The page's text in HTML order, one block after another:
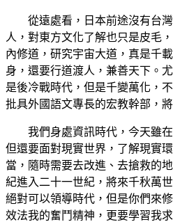
從遠處看，日本前途沒有台灣
人，對東方文化了解也只是皮毛
內修道，研究宇宙大道，真是千
身，還要行道渡人，兼善天下。
是後冷戰時代，但是千變萬化，
批具外國語文專長的宏教幹部，
我們身處資訊時代，今天雖在
但還要面對現實世界，了解現實
當，隨時需要去改進、去搶救的
紀進入二十一世紀，將來千秋萬
絕對可以領導時代，但是你們來
效法我的奮鬥精神，更要學習我